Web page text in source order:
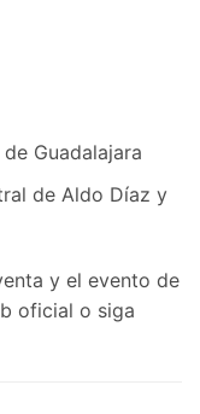
Guadalajara
de Aldo Díaz y
y el evento de
oficial o siga